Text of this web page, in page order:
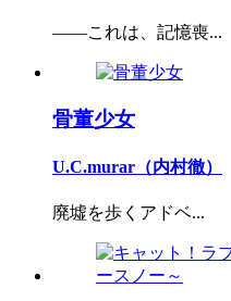
――これは、記憶喪...
骨董少女
U.C.murar（内村徹）
廃墟を歩くアドベ...